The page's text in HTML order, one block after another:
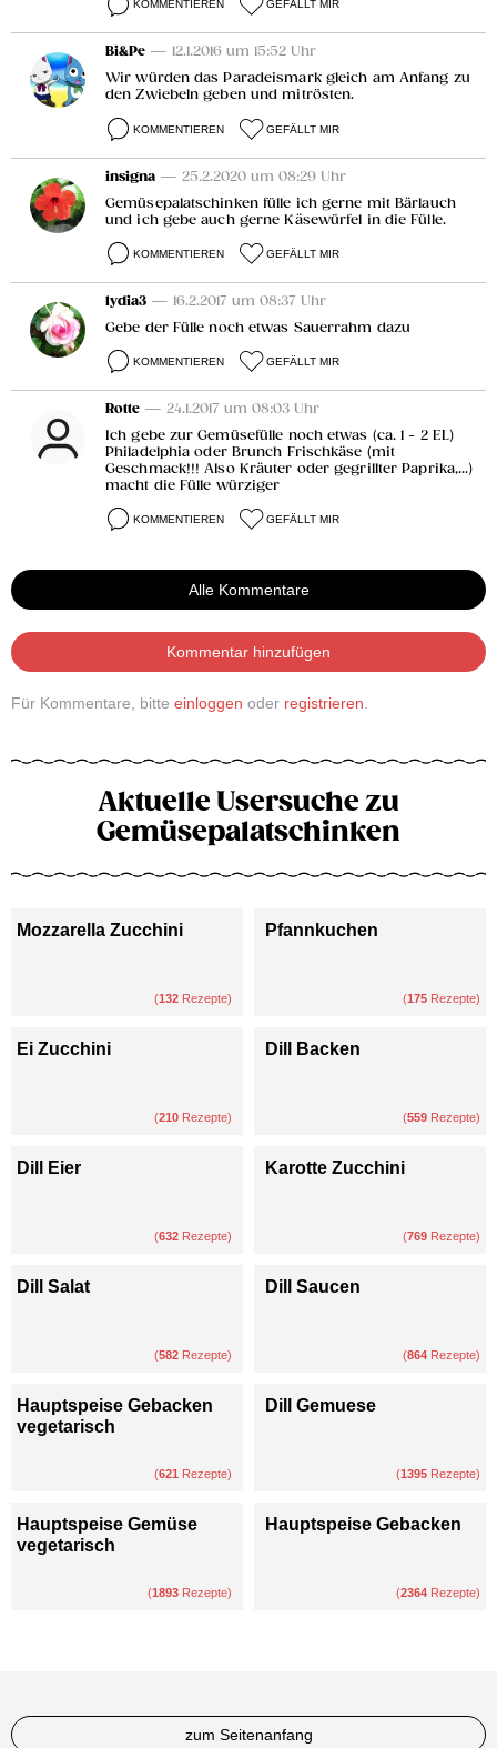
KOMMENTIEREN GEFÄLLT MIR
Bi&Pe — 12.1.2016 um 15:52 Uhr
Wir würden das Paradeismark gleich am Anfang zu
den Zwiebeln geben und mitrösten.
KOMMENTIEREN GEFÄLLT MIR
insigna — 25.2.2020 um 08:29 Uhr
Gemüsepalatschinken fülle ich gerne mit Bärlauch
und ich gebe auch gerne Käsewürfel in die Fülle.
KOMMENTIEREN GEFÄLLT MIR
lydia3 — 16.2.2017 um 08:37 Uhr
Gebe der Fülle noch etwas Sauerrahm dazu
KOMMENTIEREN GEFÄLLT MIR
Rotte — 24.1.2017 um 08:03 Uhr
Ich gebe zur Gemüsefülle noch etwas (ca. 1 - 2 EL)
Philadelphia oder Brunch Frischkäse (mit
Geschmack!!! Also Kräuter oder gegrillter Paprika,...)
macht die Fülle würziger
KOMMENTIEREN GEFÄLLT MIR
Alle Kommentare
Kommentar hinzufügen
Für Kommentare, bitte einloggen oder registrieren
Aktuelle Usersuche zu
Gemüsepalatschinken
Mozzarella Zucchini
(132 Rezepte)
Pfannkuchen
(175 Rezepte)
Ei Zucchini
(210 Rezepte)
Dill Backen
(559 Rezepte)
Dill Eier
(632 Rezepte)
Karotte Zucchini
(769 Rezepte)
Dill Salat
(582 Rezepte)
Dill Saucen
(864 Rezepte)
Hauptspeise Gebacken
vegetarisch
(621 Rezepte)
Dill Gemuese
(1395 Rezepte)
Hauptspeise Gemüse
vegetarisch
(1893 Rezepte)
Hauptspeise Gebacken
(2364 Rezepte)
zum Seitenanfang